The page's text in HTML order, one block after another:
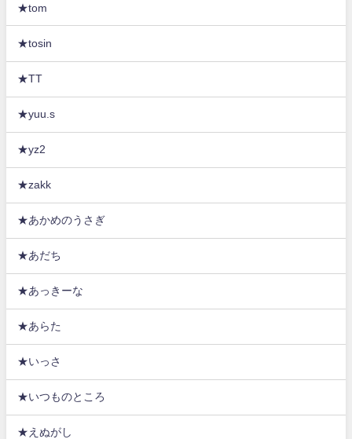
★tom
★tosin
★TT
★yuu.s
★yz2
★zakk
★あかめのうさぎ
★あだち
★あっきーな
★あらた
★いっさ
★いつものところ
★えぬがし